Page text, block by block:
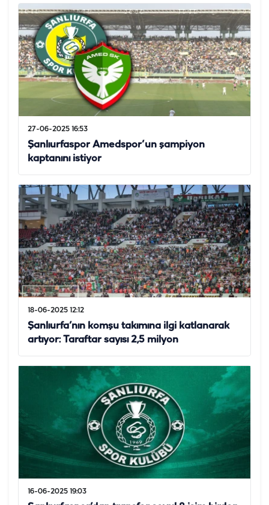
27-06-2025 16:53
Şanlıurfaspor Amedspor’un şampiyon
kaptanını istiyor
18-06-2025 12:12
Şanlıurfa’nın komşu takımına ilgi katlanarak
artıyor: Taraftar sayısı 2,5 milyon
16-06-2025 19:03